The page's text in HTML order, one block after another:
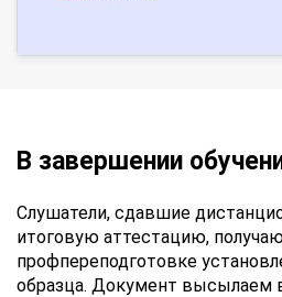
В завершении
Слушатели, сдавшие
итоговую аттестацию,
профпереподготовке
образца. Документ высылаем